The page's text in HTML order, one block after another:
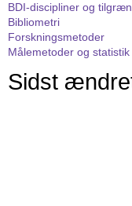
BDI-discipliner og
Bibliometri
Forskningsmetoder
Målemetoder og statistik
Sidst